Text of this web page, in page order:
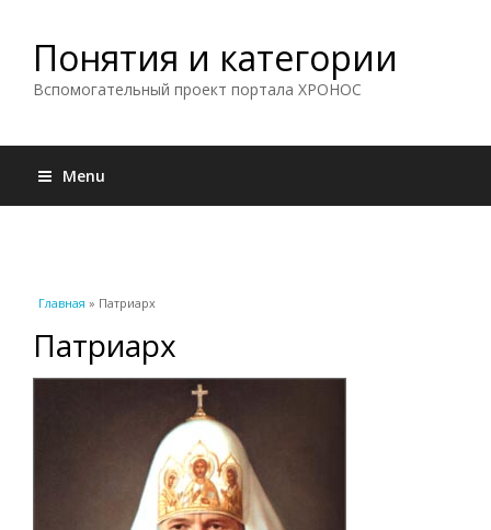
Понятия и категории
Вспомогательный проект портала ХРОНОС
Menu
Вы здесь
Главная » Патриарх
Патриарх